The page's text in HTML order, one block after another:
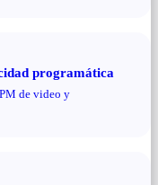
programática
de video y